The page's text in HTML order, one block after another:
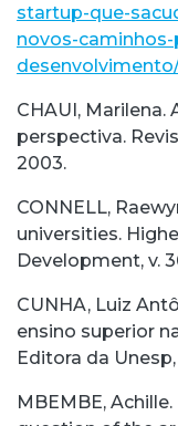
startup-que-
novos-
CHAUI, Marilena.
perspectiva.
2003.
CONNELL,
universities.
Development, v.
CUNHA, Luiz
ensino superior
Editora da
MBEMBE,